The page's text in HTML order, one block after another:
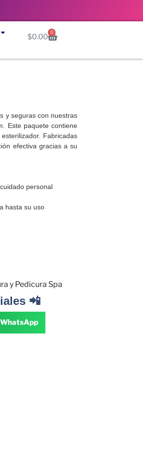
$0.00
0
y seguras con nuestras
Este paquete contiene
Fabricadas
efectiva gracias a su
personal
hasta su uso
y Pedicura Spa
📲
WhatsApp